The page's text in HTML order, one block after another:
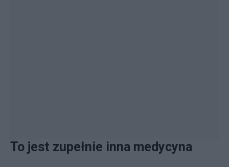
To jest zupełnie inna medycyna